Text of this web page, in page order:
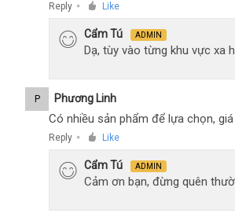
Reply ● Like
Cẩm Tú ADMIN
Dạ, tùy vào từng khu vực xa
P Phương Linh
Có nhiều sản phẩm để lựa chọn,
Reply ● Like
Cẩm Tú ADMIN
Cảm ơn bạn, đừng quên